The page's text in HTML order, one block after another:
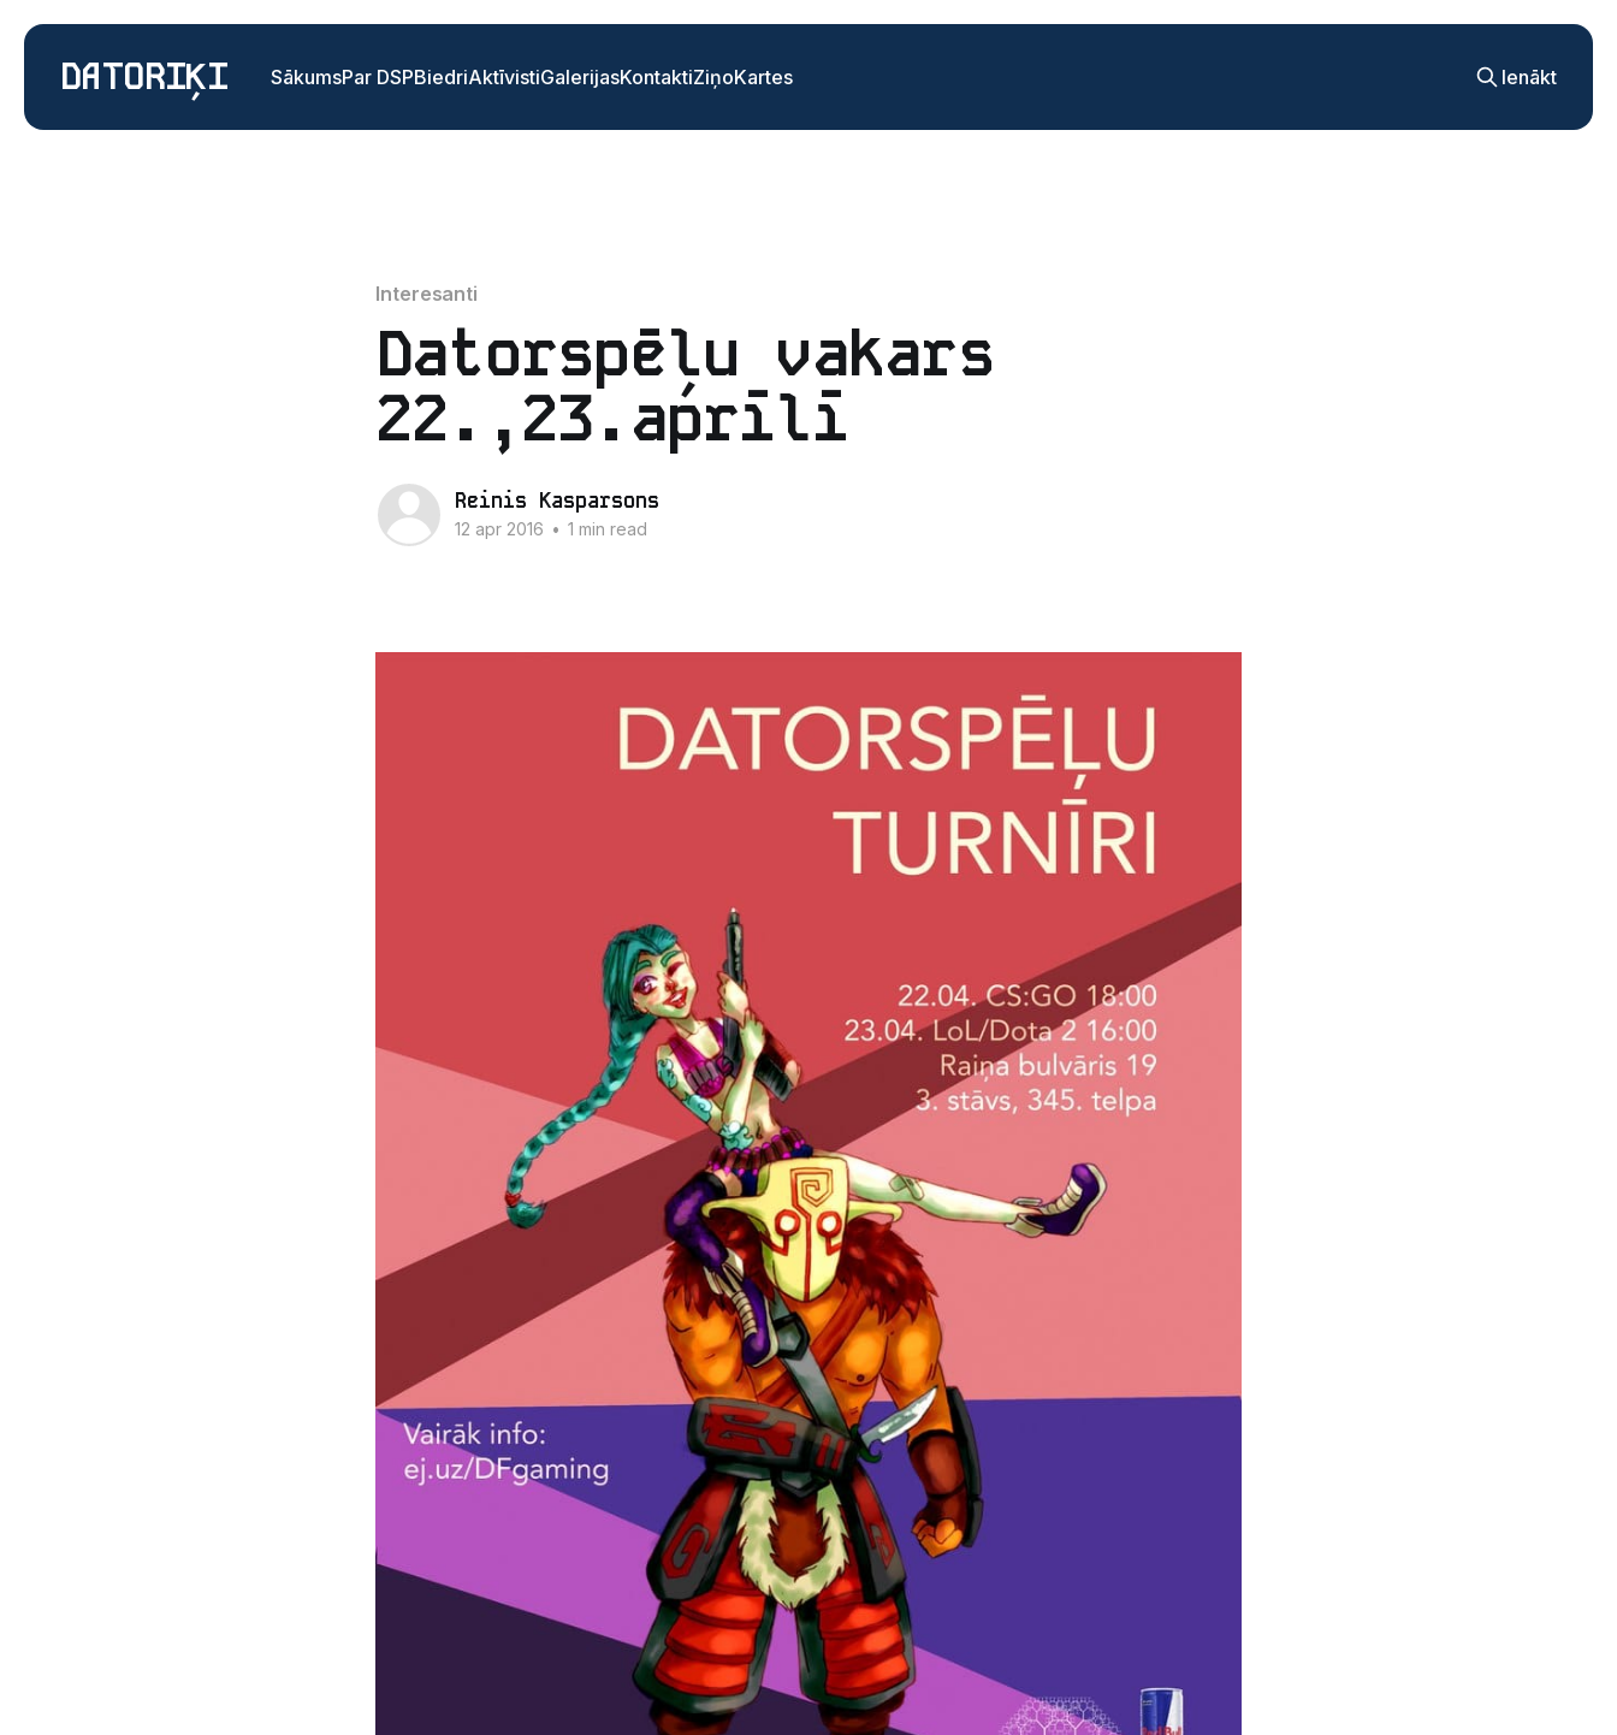
DATORIĶI SākumsPar DSPBiedriAktīvistiGalerijasKontaktiZiņoKartes Ienākt
Interesanti
Datorspēļu vakars
22.,23.aprīlī
Reinis Kasparsons
12 apr 2016 • 1 min read